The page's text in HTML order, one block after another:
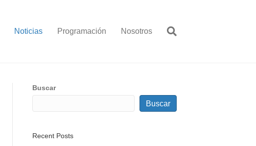
Noticias Programación Nosotros
Buscar
Buscar
Recent Posts